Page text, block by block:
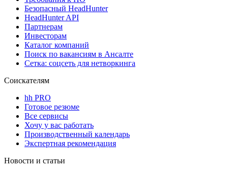
Безопасный HeadHunter
HeadHunter API
Партнерам
Инвесторам
Каталог компаний
Поиск по вакансиям в Ансалте
Сетка: соцсеть для нетворкинга
Соискателям
hh PRO
Готовое резюме
Все сервисы
Хочу у вас работать
Производственный календарь
Экспертная рекомендация
Новости и статьи